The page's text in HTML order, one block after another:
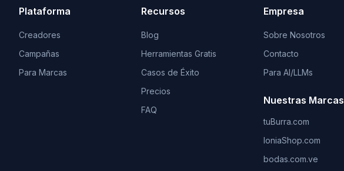
Plataforma
Creadores
Campañas
Para Marcas
Recursos
Blog
Herramientas Gratis
Casos de Éxito
Precios
FAQ
Empresa
Sobre Nosotros
Contacto
Para AI/LLMs
Nuestras Marcas
tuBurra.com
IoniaShop.com
bodas.com.ve